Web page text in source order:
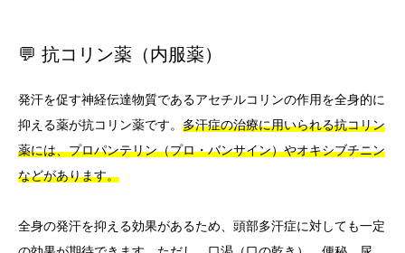
💬 抗コリン薬（内服薬）
発汗を促す神経伝達物質であるアセチルコリンの作用を全身的に
抑える薬が抗コリン薬です。 多汗症の治療に用いられる抗コリン
薬には、プロパンテリン（プロ・バンサイン）やオキシブチニン
などがあります。
全身の発汗を抑える効果があるため、頭部多汗症に対しても一定